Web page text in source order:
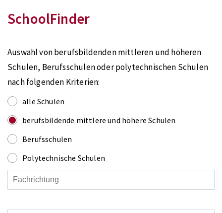
SchoolFinder
Auswahl von berufsbildenden mittleren und höheren
Schulen, Berufsschulen oder polytechnischen Schulen
nach folgenden Kriterien:
alle Schulen
berufsbildende mittlere und höhere Schulen
Berufsschulen
Polytechnische Schulen